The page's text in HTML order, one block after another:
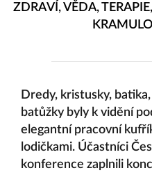
ZDRAVÍ ,VĚDA,TERAPIE,
Dredy, kristusky,
batůžky byly k vidění
elegantní pracovní
lodičkami. Účastníci
konference zaplnili